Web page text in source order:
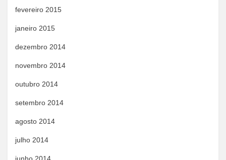
fevereiro 2015
janeiro 2015
dezembro 2014
novembro 2014
outubro 2014
setembro 2014
agosto 2014
julho 2014